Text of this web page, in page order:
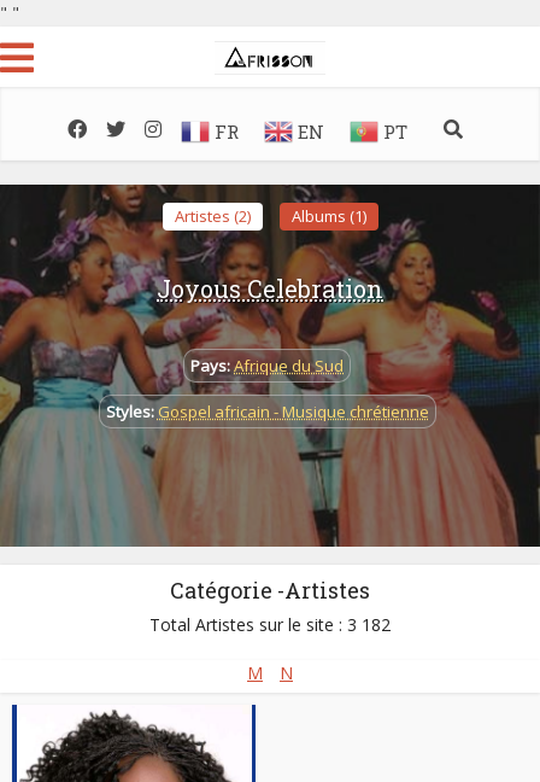
" "
FR EN PT
Artistes (2) Albums (1)
Joyous Celebration
Pays:Afrique du Sud
Styles: Gospel africain - Musique chrétienne
Catégorie -Artistes
Total Artistes sur le site : 3 182
M N